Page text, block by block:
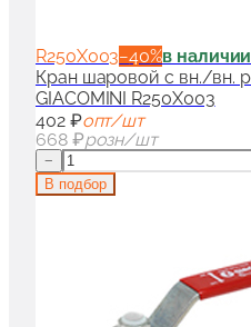
R250X003−40%в
Кран шаровой с вн./вн.
GIACOMINI R250X003
402 ₽опт/шт
668 ₽розн/шт
−
В подбор